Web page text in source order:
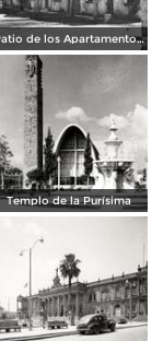
Patio de los Apartamentos Regina
Templo de la Purísima